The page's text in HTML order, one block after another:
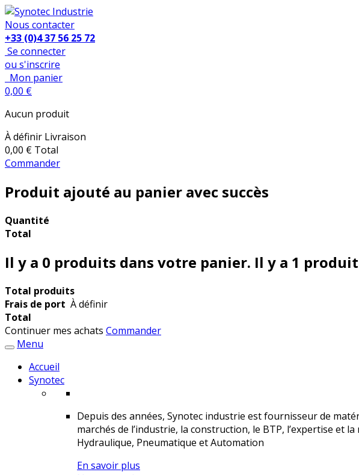
Nous contacter
+33 (0)4 37 56 25 72
Se connecter
ou s'inscrire
Mon panier
0,00 €
Aucun produit
À définir Livraison
0,00 € Total
Commander
Produit ajouté au panier avec succès
Quantité
Total
Il y a 0 produits dans votre panier. Il y a 1
Total produits
Frais de port À définir
Total
Continuer mes achats Commander
Menu
Accueil
Synotec
Depuis des années, Synotec industrie est fournisseur de
marchés de l’industrie, la construction, le BTP, l’expertise et
Hydraulique, Pneumatique et Automation
En savoir plus